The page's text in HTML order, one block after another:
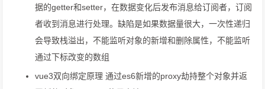
据的getter和setter，在数据变化后发布消息给订阅者，订阅
者收到消息进行处理。缺陷是如果数据量很大，一次性递归
会导致栈溢出，不能监听对象的新增和删除属性，不能监听
通过下标改变的数组
vue3双向绑定原理 通过es6新增的proxy劫持整个对象并返